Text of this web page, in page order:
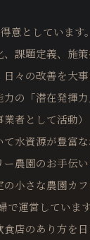
意としています
課題定義、施
日々の改善を大
の「潜在発揮力
者として活動）
水資源が豊富
ー農園のお手伝
の小さな農園カ
で運営していま
店のあり方を日